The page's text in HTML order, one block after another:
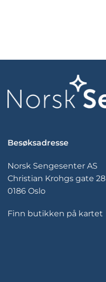
Besøksadresse
Norsk Sengesenter AS
Christian Krohgs gate 28
0186 Oslo
Finn butikken på kartet